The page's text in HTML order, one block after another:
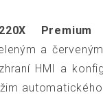
Premium
a
HMI a